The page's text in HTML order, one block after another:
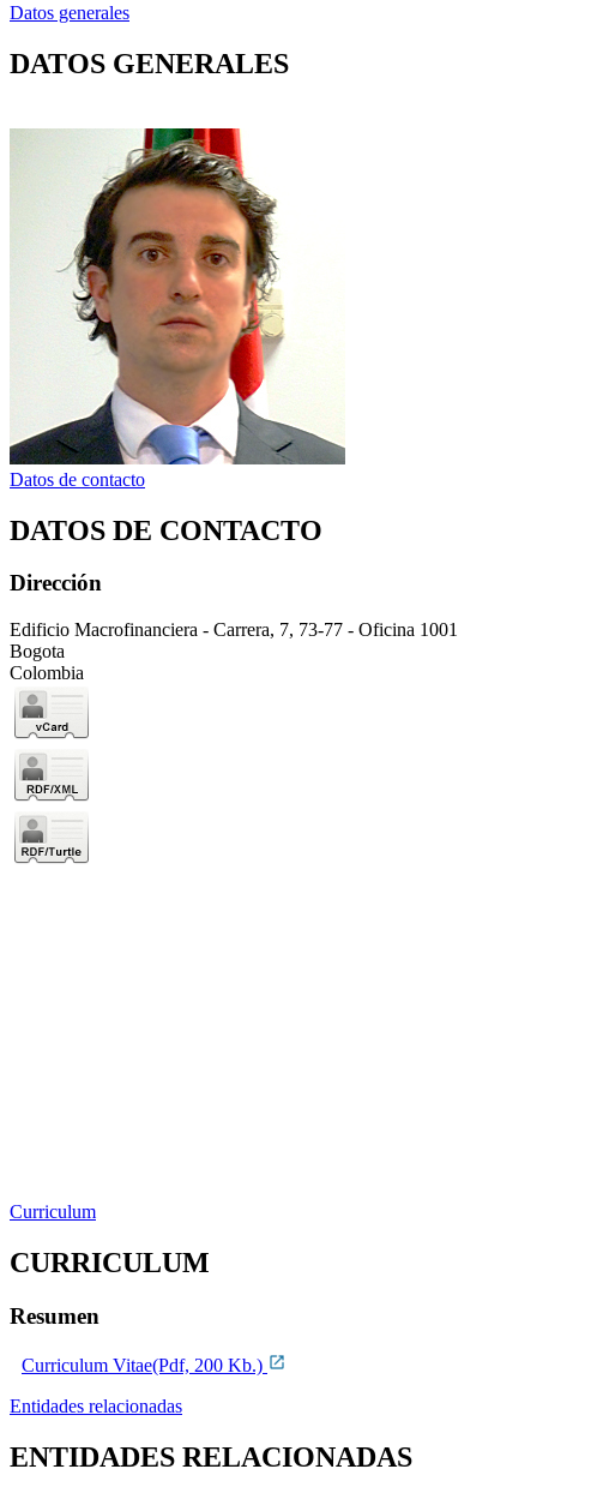
Datos generales
DATOS GENERALES
Datos de contacto
DATOS DE CONTACTO
Dirección
Edificio Macrofinanciera - Carrera, 7, 73-77 - Oficina 1001
Bogota
Colombia
Curriculum
CURRICULUM
Resumen
Curriculum Vitae(Pdf, 200 Kb.)
Entidades relacionadas
ENTIDADES RELACIONADAS